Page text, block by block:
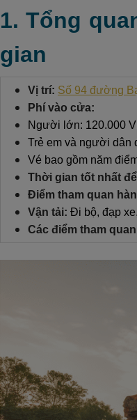
1. Tổng
gian
Vị trí: Số 94 đường
Phí vào cửa:
Người lớn: 120.000
Trẻ em và người dân
Vé bao gồm năm
Thời gian tốt nhất
Điểm tham quan
Vận tải: Đi bộ, đạp
Các điểm tham